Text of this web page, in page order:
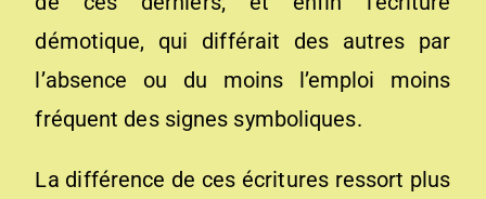
démotique, qui différait des autres par
l’absence ou du moins l’emploi moins
fréquent des signes symboliques.
La différence de ces écritures ressort plus